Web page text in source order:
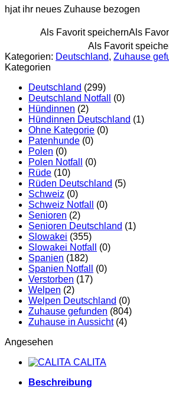
hjat ihr neues Zuhause bezogen
Als Favorit speichernAls
Als Favorit
Kategorien: Deutschland, Zuhause
Kategorien
Deutschland (299)
Deutschland Notfall
(0)
Hündinnen (2)
Hündinnen Deutschland (1)
Ohne Kategorie (0)
Patenhunde (0)
Polen (0)
Polen Notfall
(0)
Rüde (10)
Rüden Deutschland (5)
Schweiz (0)
Schweiz Notfall
(0)
Senioren (2)
Senioren Deutschland (1)
Slowakei (355)
Slowakei Notfall
(0)
Spanien (182)
Spanien Notfall
(0)
Verstorben (17)
Welpen (2)
Welpen Deutschland (0)
Zuhause gefunden (804)
Zuhause in Aussicht (4)
Angesehen
CALITA
Beschreibung